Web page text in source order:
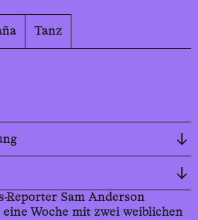
Tanz
Reporter Sam Anderson
Woche mit zwei weiblichen